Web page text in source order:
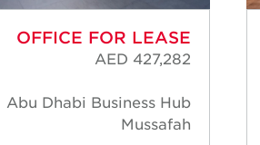
OFFICE FOR LEASE
AED 427,282
Abu Dhabi Business Hub
Mussafah